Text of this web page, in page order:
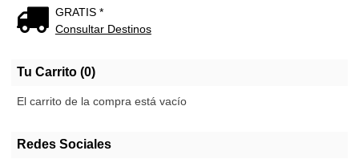
GRATIS *
Consultar Destinos
Tu Carrito (0)
El carrito de la compra está vacío
Redes Sociales